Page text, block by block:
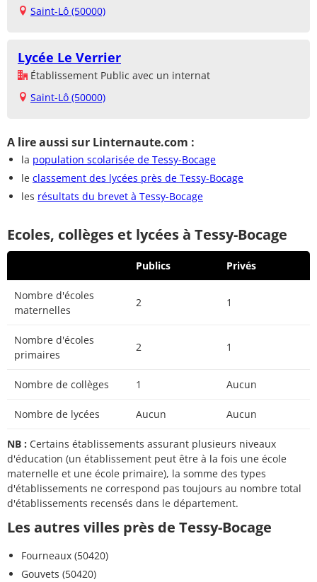
Saint-Lô (50000)
Lycée Le Verrier
Établissement Public avec un internat
Saint-Lô (50000)
A lire aussi sur Linternaute.com :
la population scolarisée de Tessy-Bocage
le classement des lycées près de Tessy-Bocage
les résultats du brevet à Tessy-Bocage
Ecoles, collèges et lycées à Tessy-Bocage
Publics Privés
Nombre d'écoles
maternelles
2 1
Nombre d'écoles
primaires
2 1
Nombre de collèges 1 Aucun
Nombre de lycées Aucun Aucun
NB : Certains établissements assurant plusieurs niveaux
d'éducation (un établissement peut être à la fois une école
maternelle et une école primaire), la somme des types
d'établissements ne correspond pas toujours au nombre total
d'établissements recensés dans le département.
Les autres villes près de Tessy-Bocage
Fourneaux (50420)
Gouvets (50420)